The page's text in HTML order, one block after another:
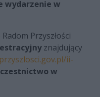
wydarzenie w
Przyszłości
znajdujący
ii-
w